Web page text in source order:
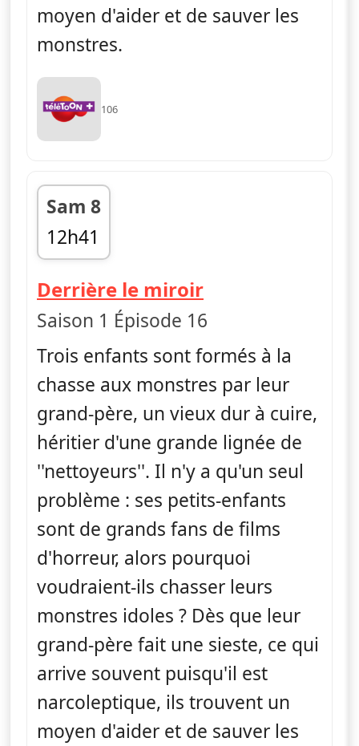
moyen d'aider et de sauver les
monstres.
106
Sam 8
12h41
fin 12h56
Derrière le miroir— Monster
Saison 1 Épisode 16
Trois enfants sont formés à la
chasse aux monstres par leur
grand-père, un vieux dur à cuire,
héritier d'une grande lignée de
''nettoyeurs''. Il n'y a qu'un seul
problème : ses petits-enfants
sont de grands fans de films
d'horreur, alors pourquoi
voudraient-ils chasser leurs
monstres idoles ? Dès que leur
grand-père fait une sieste, ce qui
arrive souvent puisqu'il est
narcoleptique, ils trouvent un
moyen d'aider et de sauver les